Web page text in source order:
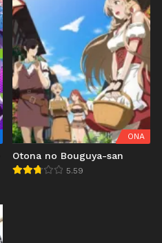
ONA
Otona no Bouguya-san
5.59